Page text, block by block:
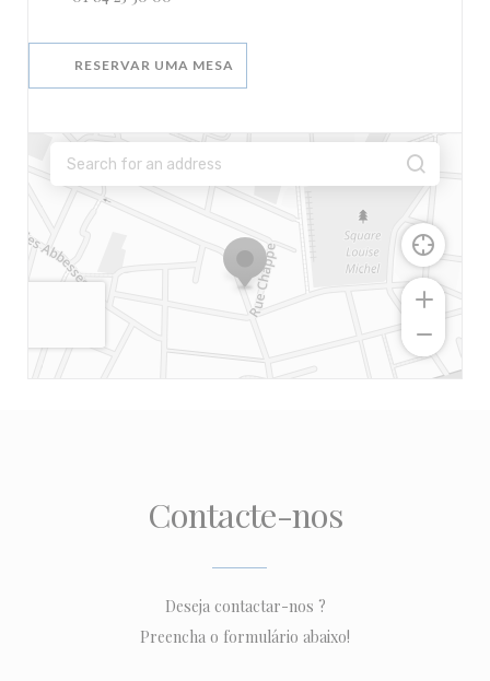
RESERVAR UMA MESA
Contacte-nos
Deseja contactar-nos ?
Preencha o formulário abaixo!